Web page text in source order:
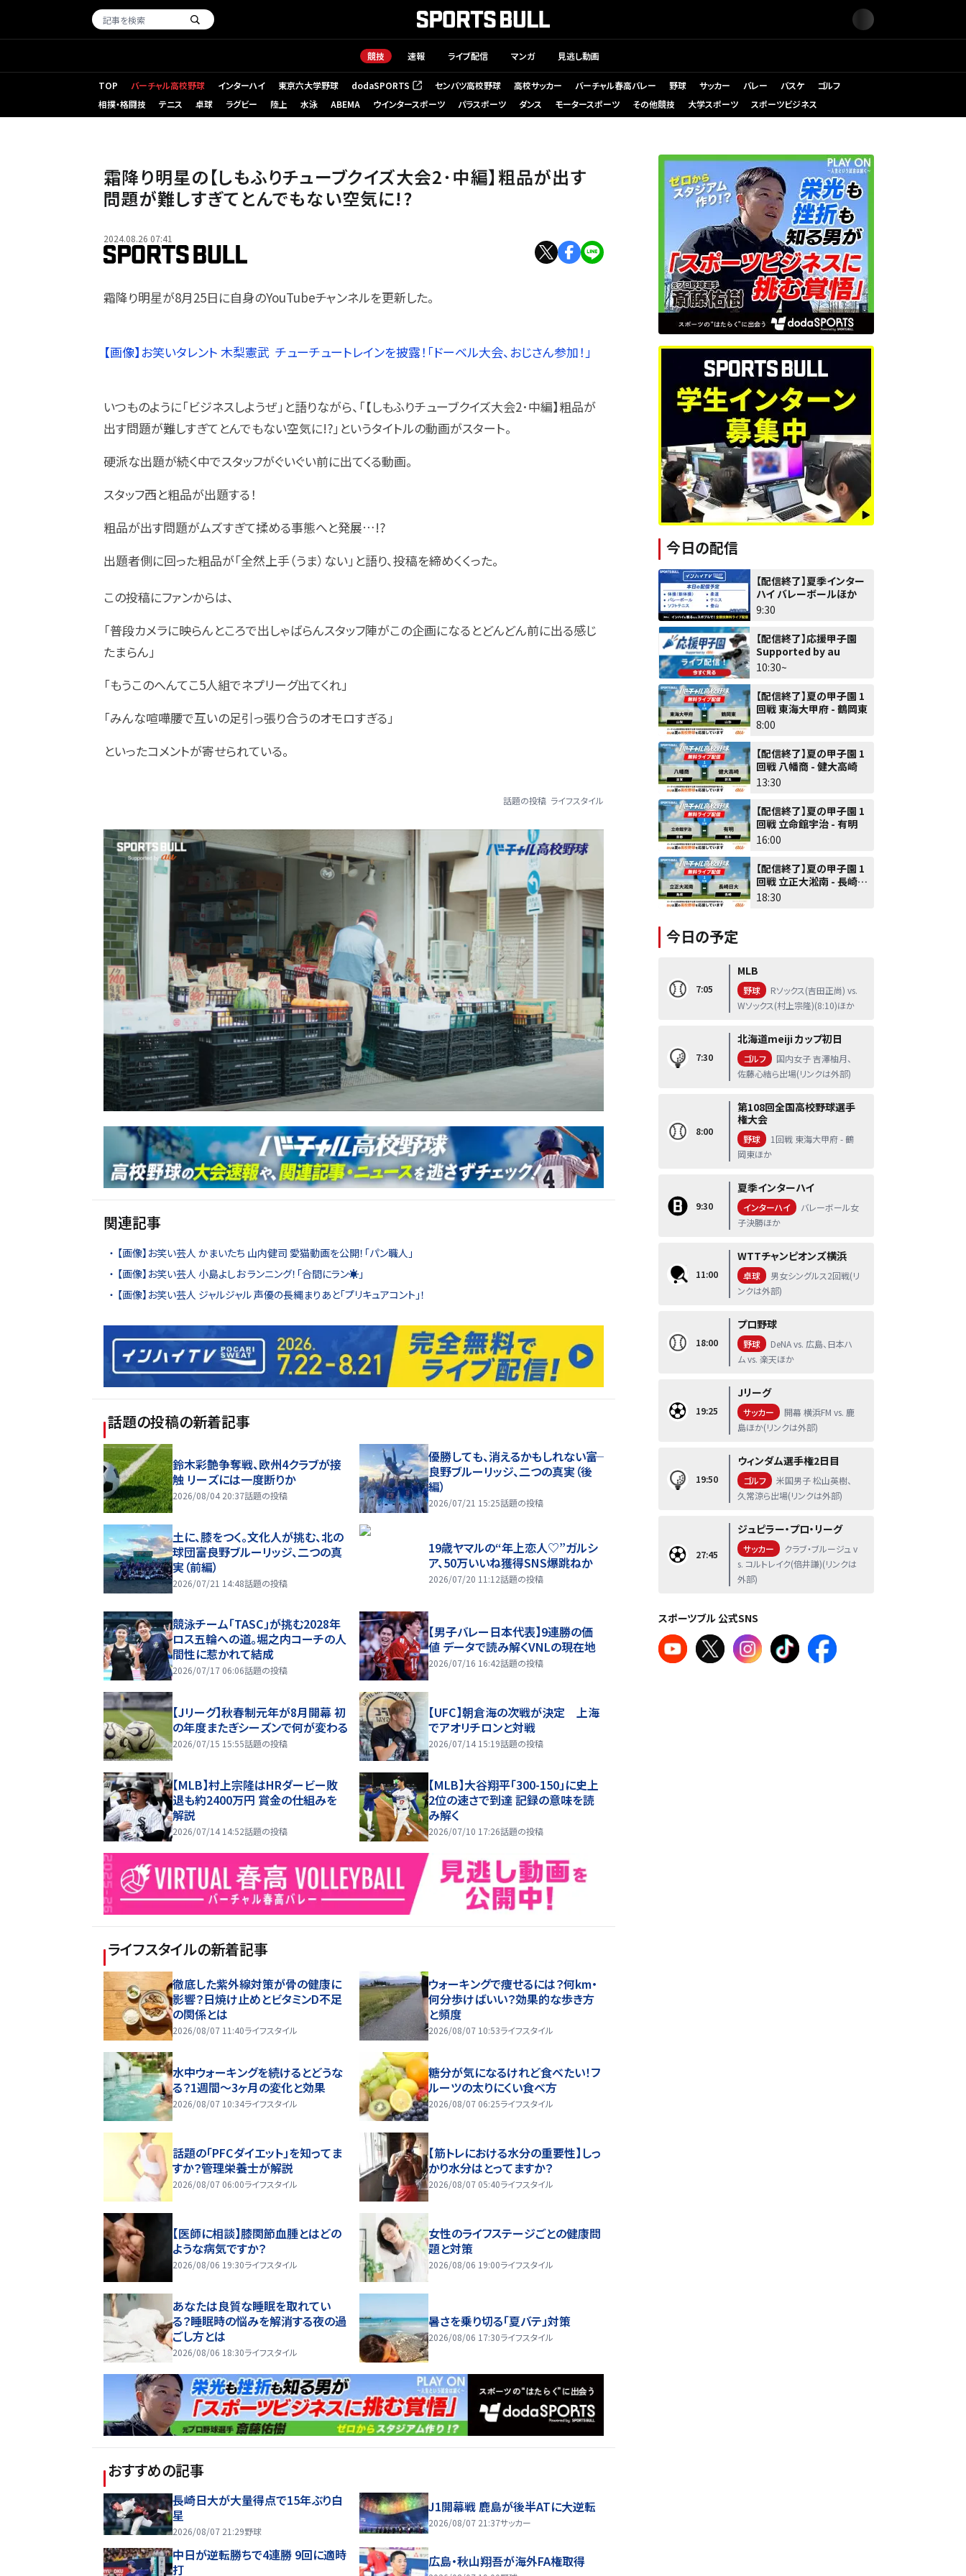
競技 速報 ライブ配信 マンガ 見逃し動画
TOP バーチャル高校野球 インターハイ 東京六大学野球 dodaSPORTS
（新しいタブで開く） センバツ高校野球 高校サッカー バーチャル春高バレー 野球 サッカー バレー バスケ
ゴルフ
相撲・格闘技
テニス 卓球 ラグビー 陸上 水泳 ABEMA ウインタースポーツ パラスポーツ ダンス モータースポーツ その他競技 大学スポーツ スポーツビジネス
霜降り明星の【しもふりチューブクイズ大会2･中編】粗品が出す
問題が難しすぎてとんでもない空気に!?
2024.08.26 07:41
霜降り明星が8月25日に自身のYouTubeチャンネルを更新した。
【画像】お笑いタレント 木梨憲武 チューチュートレインを披露！「ドーベル大会、おじさん参加！」
いつものように「ビジネスしようぜ」と語りながら、「【しもふりチューブクイズ大会2･中編】粗品が
出す問題が難しすぎてとんでもない空気に!?」というタイトルの動画がスタート。
硬派な出題が続く中でスタッフがぐいぐい前に出てくる動画。
スタッフ西と粗品が出題する！
粗品が出す問題がムズすぎて揉める事態へと発展…!?
出題者側に回った粗品が「全然上手（うま）ない」と語り、投稿を締めくくった。
この投稿にファンからは、
「普段カメラに映らんところで出しゃばらんスタッフ陣がこの企画になるとどんどん前に出る感じ
たまらん」
「もうこのへんてこ5人組でネプリーグ出てくれ」
「みんな喧嘩腰で互いの足引っ張り合うのオモロすぎる」
といったコメントが寄せられている。
話題の投稿 ライフスタイル
関連記事
【画像】お笑い芸人 かまいたち 山内健司 愛猫動画を公開！「パン職人」
【画像】お笑い芸人 小島よしお ランニング！「合間にラン☀️」
【画像】お笑い芸人 ジャルジャル 声優の長縄まりあと「プリキュアコント」！
話題の投稿の新着記事
鈴木彩艶争奪戦、欧州4クラブが接
触 リーズには一度断りか
2026/08/04 20:37話題の投稿
優勝しても、消えるかもしれない――富
良野ブルーリッジ、二つの真実（後
編）
2026/07/21 15:25話題の投稿
土に、膝をつく。文化人が挑む、北の
球団――富良野ブルーリッジ、二つの真
実（前編）
2026/07/21 14:48話題の投稿
19歳ヤマルの“年上恋人♡”ガルシ
ア、50万いいね獲得SNS爆跳ねか
2026/07/20 11:12話題の投稿
競泳チーム「TASC」が挑む2028年
ロス五輪への道。堀之内コーチの人
間性に惹かれて結成
2026/07/17 06:06話題の投稿
【男子バレー日本代表】9連勝の価
値 データで読み解くVNLの現在地
2026/07/16 16:42話題の投稿
【Jリーグ】秋春制元年が8月開幕 初
の年度またぎシーズンで何が変わる
2026/07/15 15:55話題の投稿
【UFC】朝倉海の次戦が決定 上海
でアオリチロンと対戦
2026/07/14 15:19話題の投稿
【MLB】村上宗隆はHRダービー敗
退も約2400万円 賞金の仕組みを
解説
2026/07/14 14:52話題の投稿
【MLB】大谷翔平「300-150」に史上
2位の速さで到達 記録の意味を読
み解く
2026/07/10 17:26話題の投稿
ライフスタイルの新着記事
徹底した紫外線対策が骨の健康に
影響？日焼け止めとビタミンD不足
の関係とは
2026/08/07 11:40ライフスタイル
ウォーキングで痩せるには？何km・
何分歩けばいい？効果的な歩き方
と頻度
2026/08/07 10:53ライフスタイル
水中ウォーキングを続けるとどうな
る？1週間～3ヶ月の変化と効果
2026/08/07 10:34ライフスタイル
糖分が気になるけれど食べたい！フ
ルーツの太りにくい食べ方
2026/08/07 06:25ライフスタイル
話題の「PFCダイエット」を知ってま
すか？管理栄養士が解説
2026/08/07 06:00ライフスタイル
【筋トレにおける水分の重要性】しっ
かり水分はとってますか？
2026/08/07 05:40ライフスタイル
【医師に相談】膝関節血腫とはどの
ような病気ですか？
2026/08/06 19:30ライフスタイル
女性のライフステージごとの健康問
題と対策
2026/08/06 19:00ライフスタイル
あなたは良質な睡眠を取れてい
る？睡眠時の悩みを解消する夜の過
ごし方とは
2026/08/06 18:30ライフスタイル
暑さを乗り切る「夏バテ」対策
2026/08/06 17:30ライフスタイル
おすすめの記事
長崎日大が大量得点で15年ぶり白
星
2026/08/07 21:29野球
J1開幕戦 鹿島が後半ATに大逆転
2026/08/07 21:37サッカー
中日が逆転勝ちで4連勝 9回に適時
打
広島・秋山翔吾が海外FA権取得
今日の配信
【配信終了】夏季インター
ハイ バレーボールほか
9:30
【配信終了】応援甲子園
Supported by au
10:30~
【配信終了】夏の甲子園 1
回戦 東海大甲府 - 鶴岡東
8:00
【配信終了】夏の甲子園 1
回戦 八幡商 - 健大高崎
13:30
【配信終了】夏の甲子園 1
回戦 立命館宇治 - 有明
16:00
【配信終了】夏の甲子園 1
回戦 立正大淞南 - 長崎日
大
18:30
今日の予定
7:05
MLB
野球
Rソックス(吉田正尚) vs.
Wソックス(村上宗隆)(8:10)ほか
7:30
北海道meiji カップ初日
ゴルフ
国内女子 吉澤柚月、
佐藤心結ら出場(リンクは外部)
8:00
第108回全国高校野球選手
権大会
野球
1回戦 東海大甲府 - 鶴
岡東ほか
9:30
夏季インターハイ
インターハイ
バレーボール女
子決勝ほか
11:00
WTTチャンピオンズ横浜
卓球
男女シングルス2回戦(リ
ンクは外部)
18:00
プロ野球
野球
DeNA vs. 広島、日本ハ
ム vs. 楽天ほか
19:25
Jリーグ
サッカー
開幕 横浜FM vs. 鹿
島ほか(リンクは外部)
19:50
ウィンダム選手権2日目
ゴルフ
米国男子 松山英樹、
久常涼ら出場(リンクは外部)
27:45
ジュピラー・プロ・リーグ
サッカー
クラブ・ブルージュ v
s. コルトレイク(倍井謙)(リンクは
外部)
スポーツブル 公式SNS